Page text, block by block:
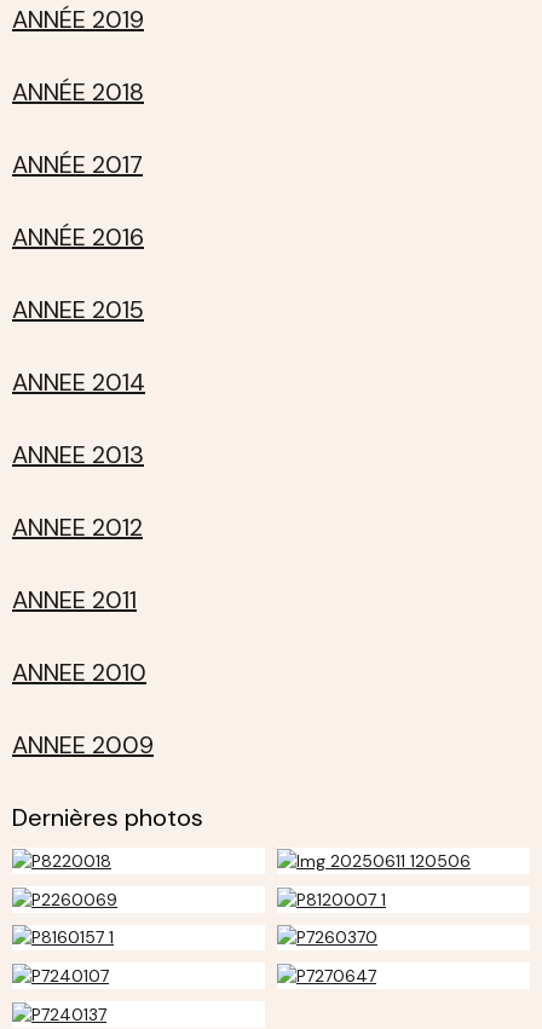
ANNÉE 2019
ANNÉE 2018
ANNÉE 2017
ANNÉE 2016
ANNEE 2015
ANNEE 2014
ANNEE 2013
ANNEE 2012
ANNEE 2011
ANNEE 2010
ANNEE 2009
Dernières photos